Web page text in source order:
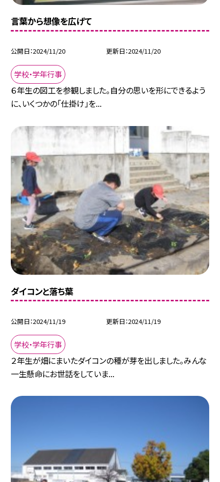
言葉から想像を広げて
公開日 2024/11/20 更新日 2024/11/20
学校・学年行事
６年生の図工を参観しました。自分の思いを形にできるよう
に、いくつかの「仕掛け」を...
ダイコンと落ち葉
公開日 2024/11/19 更新日 2024/11/19
学校・学年行事
２年生が畑にまいたダイコンの種が芽を出しました。みんな
一生懸命にお世話をしていま...